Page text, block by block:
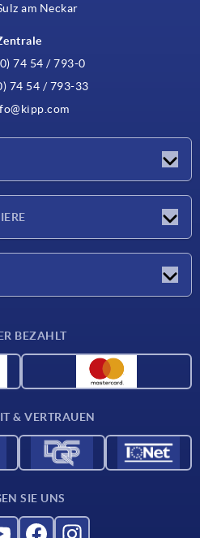
am Neckar
74 54 / 793-0
74 54 / 793-33
BEZAHLT
& VERTRAUEN
SIE UNS